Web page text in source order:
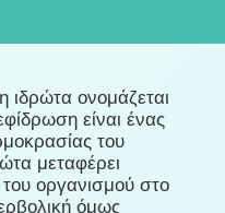
ονομάζεται
είναι ένας
του
μεταφέρει
οργανισμού στο
όμως